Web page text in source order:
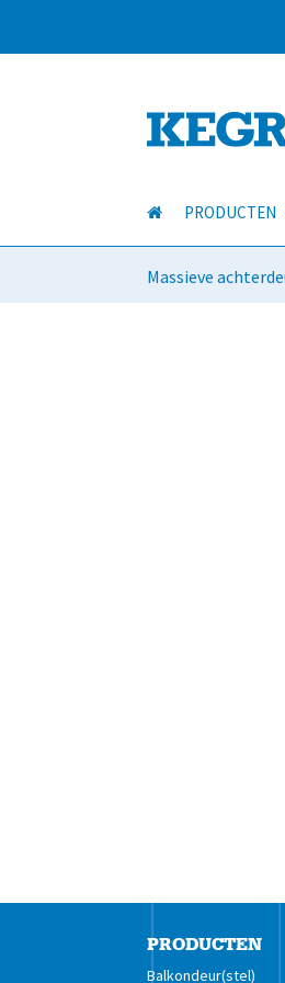
PRODUCTEN
Massieve
PRODUCTEN
Balkondeur(stel)